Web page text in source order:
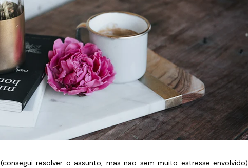
(consegui resolver o assunto, mas não sem muito estresse envolvido),